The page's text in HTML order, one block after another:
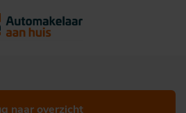
naar overzicht